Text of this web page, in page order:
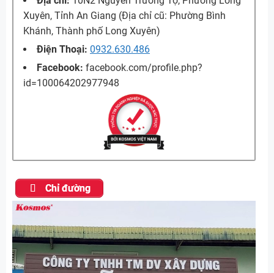
Xuyên, Tỉnh An Giang (Địa chỉ cũ: Phường Bình
Khánh, Thành phố Long Xuyên)
Điện Thoại: 0932.630.486
Facebook: facebook.com/profile.php?
id=100064202977948
Chỉ đường